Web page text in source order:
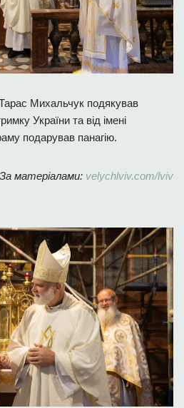
Тарас Михальчук подякував
України та від імені
подарував панагію.
За матеріалами: velychlviv.com/lviv